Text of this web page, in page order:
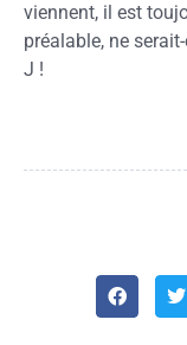
viennent, il est
préalable, ne
J !